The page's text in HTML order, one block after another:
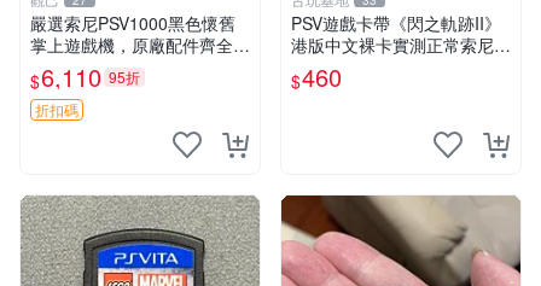
嚴選索尼PSV1000黑色懷舊
掌上遊戲機，原廠配件齊全
新手舊手皆可入手 懷舊遊戲
PlayStation Vita 測試無誤 電
腦連接直通遊玩 PSV
$6,110 95折
折扣碼
PSV遊戲卡帶《閃之軌跡II》
港版中文裸卡實測正常索尼專
用嚴選商品4連購享優惠 閃之
軌跡II PSV 港版 中文 卡帶
$460